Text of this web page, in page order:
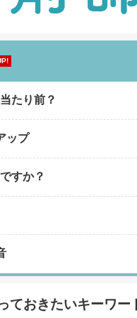
たり前？
ップ
すか？
ておきたいキーワー